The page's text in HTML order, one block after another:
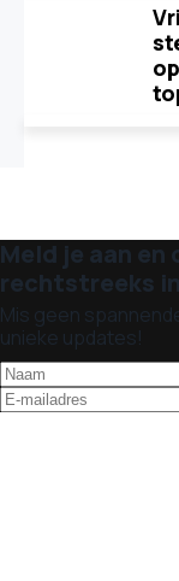
Meld je aan
rechtstreeks
Mis geen
unieke updates!